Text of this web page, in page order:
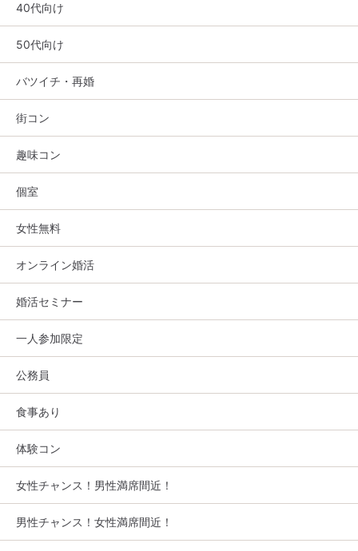
40代向け
50代向け
バツイチ・再婚
街コン
趣味コン
個室
女性無料
オンライン婚活
婚活セミナー
一人参加限定
公務員
食事あり
体験コン
女性チャンス！男性満席間近！
男性チャンス！女性満席間近！